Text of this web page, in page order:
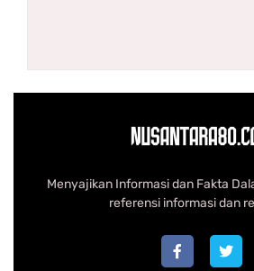
Menyajikan Informasi dan Fakta
referensi informasi dan